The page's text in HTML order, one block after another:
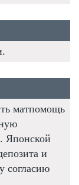
матпомощь
Японской
и
согласию